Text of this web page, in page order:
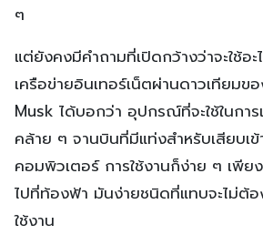
ๆ
แต่ยังคงมีคำถามที่เปิดกว้างว่าจะใช้อ
เครือข่ายอินเทอร์เน็ตผ่านดาวเทียมข
Musk ได้บอกว่า อุปกรณ์ที่จะใช้ในกา
คล้าย ๆ จานบินที่มีแท่งสำหรับเสียบเข้
คอมพิวเตอร์ การใช้งานก็ง่าย ๆ เพี
ไปที่ท้องฟ้า มันง่ายชนิดที่แทบจะไม่ต้
ใช้งาน